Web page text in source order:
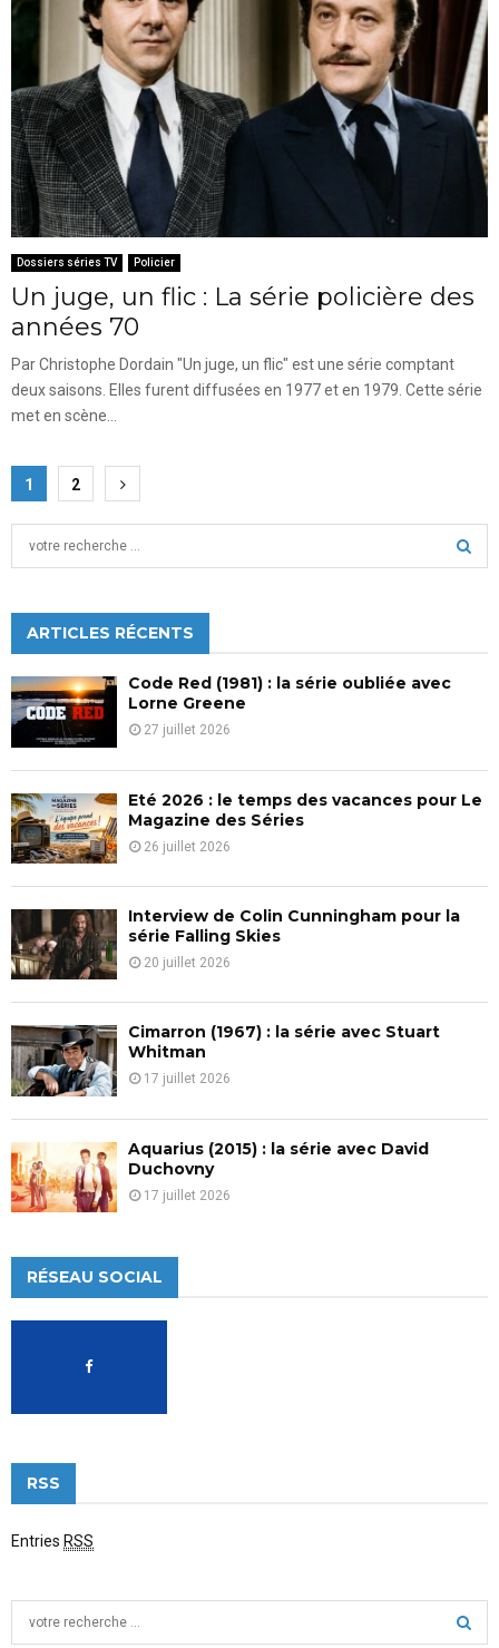
Dossiers séries TV Policier
Un juge, un flic : La série policière des
années 70
Par Christophe Dordain "Un juge, un flic" est une série comptant
deux saisons. Elles furent diffusées en 1977 et en 1979. Cette série
met en scène...
Pagination
des
publications
1 2
h
f
o
r
:
C
ARTICLES RÉCENTS
Code Red (1981) : la série oubliée avec
Lorne Greene
27 juillet 2026
Eté 2026 : le temps des vacances pour Le
Magazine des Séries
26 juillet 2026
Interview de Colin Cunningham pour la
série Falling Skies
20 juillet 2026
Cimarron (1967) : la série avec Stuart
Whitman
17 juillet 2026
Aquarius (2015) : la série avec David
Duchovny
17 juillet 2026
RÉSEAU SOCIAL
RSS
Entries RSS